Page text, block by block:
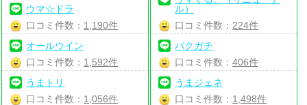
ウマ☆ドラ
口コミ件数： 1,190件
オールウイン
口コミ件数： 1,592件
うまトリ
口コミ件数： 1,056件
ル）
口コミ件数： 224件
バクガチ
口コミ件数： 406件
うまジェネ
口コミ件数： 1,498件